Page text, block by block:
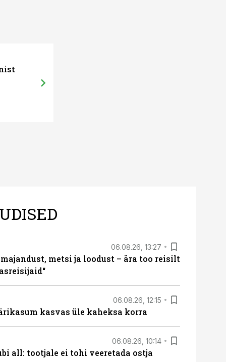
06.08.26, 13:27
metsi ja loodust – ära too reisilt
06.08.26, 12:15
kasvas üle kaheksa korra
06.08.26, 10:14
all: tootjale ei tohi veeretada ostja